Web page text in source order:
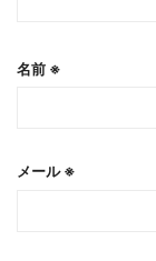
名前 ※
メール※